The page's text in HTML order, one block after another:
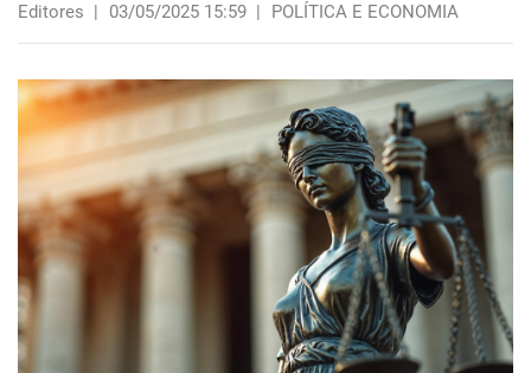
Editores | 03/05/2025 15:59 | POLÍTICA E ECONOMIA